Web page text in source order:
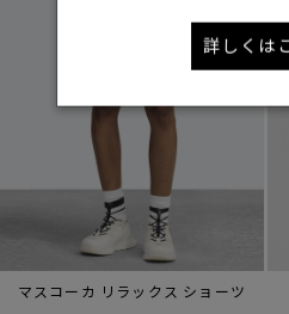
マスコーカ リラックス ショーツ
詳しくは